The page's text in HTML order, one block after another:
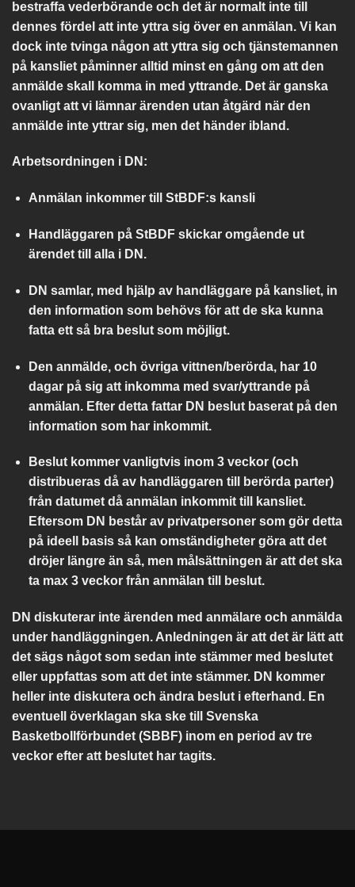
bestraffa vederbörande och det är normalt inte till
dennes fördel att inte yttra sig över en anmälan. Vi kan
dock inte tvinga någon att yttra sig och tjänstemannen
på kansliet påminner alltid minst en gång om att den
anmälde skall komma in med yttrande. Det är ganska
ovanligt att vi lämnar ärenden utan åtgärd när den
anmälde inte yttrar sig, men det händer ibland.
Arbetsordningen i DN:
Anmälan inkommer till StBDF:s kansli
Handläggaren på StBDF skickar omgående ut
ärendet till alla i DN.
DN samlar, med hjälp av handläggare på kansliet, in
den information som behövs för att de ska kunna
fatta ett så bra beslut som möjligt.
Den anmälde, och övriga vittnen/berörda, har 10
dagar på sig att inkomma med svar/yttrande på
anmälan. Efter detta fattar DN beslut baserat på den
information som har inkommit.
Beslut kommer vanligtvis inom 3 veckor (och
distribueras då av handläggaren till berörda parter)
från datumet då anmälan inkommit till kansliet.
Eftersom DN består av privatpersoner som gör detta
på ideell basis så kan omständigheter göra att det
dröjer längre än så, men målsättningen är att det ska
ta max 3 veckor från anmälan till beslut.
DN diskuterar inte ärenden med anmälare och anmälda
under handläggningen. Anledningen är att det är lätt att
det sägs något som sedan inte stämmer med beslutet
eller uppfattas som att det inte stämmer. DN kommer
heller inte diskutera och ändra beslut i efterhand. En
eventuell överklagan ska ske till Svenska
Basketbollförbundet (SBBF) inom en period av tre
veckor efter att beslutet har tagits.